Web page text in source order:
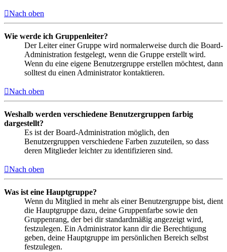
Nach oben
Wie werde ich Gruppenleiter?
Der Leiter einer Gruppe wird normalerweise durch die Board-
Administration festgelegt, wenn die Gruppe erstellt wird.
Wenn du eine eigene Benutzergruppe erstellen möchtest, dann
solltest du einen Administrator kontaktieren.
Nach oben
Weshalb werden verschiedene Benutzergruppen farbig
dargestellt?
Es ist der Board-Administration möglich, den
Benutzergruppen verschiedene Farben zuzuteilen, so dass
deren Mitglieder leichter zu identifizieren sind.
Nach oben
Was ist eine Hauptgruppe?
Wenn du Mitglied in mehr als einer Benutzergruppe bist, dient
die Hauptgruppe dazu, deine Gruppenfarbe sowie den
Gruppenrang, der bei dir standardmäßig angezeigt wird,
festzulegen. Ein Administrator kann dir die Berechtigung
geben, deine Hauptgruppe im persönlichen Bereich selbst
festzulegen.